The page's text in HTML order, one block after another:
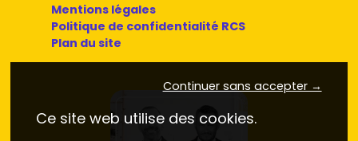
Mentions légales
Politique de confidentialité RCS
Plan du site
Continuer sans accepter →
Ce site web utilise des cookies.